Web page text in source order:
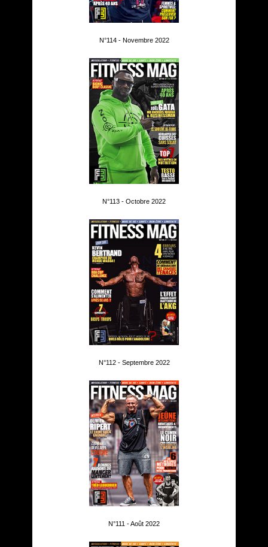
N°114 - Novembre 2022
N°113 - Octobre 2022
N°112 - Septembre 2022
N°111 - Août 2022